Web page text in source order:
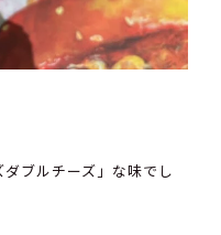
ブルチーズ」な味でし